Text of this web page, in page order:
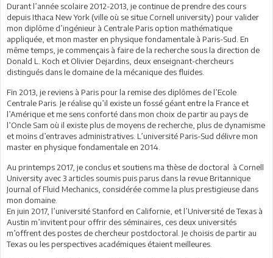
Durant l’année scolaire 2012-2013, je continue de prendre des cours
depuis Ithaca New York (ville où se situe Cornell university) pour valider
mon diplôme d’ingénieur à Centrale Paris option mathématique
appliquée, et mon master en physique fondamentale à Paris-Sud. En
même temps, je commençais à faire de la recherche sous la direction de
Donald L. Koch et Olivier Dejardins, deux enseignant-chercheurs
distingués dans le domaine de la mécanique des fluides.
Fin 2013, je reviens à Paris pour la remise des diplômes de l’Ecole
Centrale Paris. Je réalise qu’il existe un fossé géant entre la France et
l’Amérique et me sens conforté dans mon choix de partir au pays de
l’Oncle Sam où il existe plus de moyens de recherche, plus de dynamisme
et moins d’entraves administratives. L’université Paris-Sud délivre mon
master en physique fondamentale en 2014.
Au printemps 2017, je conclus et soutiens ma thèse de doctoral à Cornell
University avec 3 articles soumis puis parus dans la revue Britannique
Journal of Fluid Mechanics, considérée comme la plus prestigieuse dans
mon domaine.
En juin 2017, l’université Stanford en Californie, et l’Université de Texas à
Austin m’invitent pour offrir des séminaires, ces deux universités
m’offrent des postes de chercheur postdoctoral. Je choisis de partir au
Texas ou les perspectives académiques étaient meilleures.